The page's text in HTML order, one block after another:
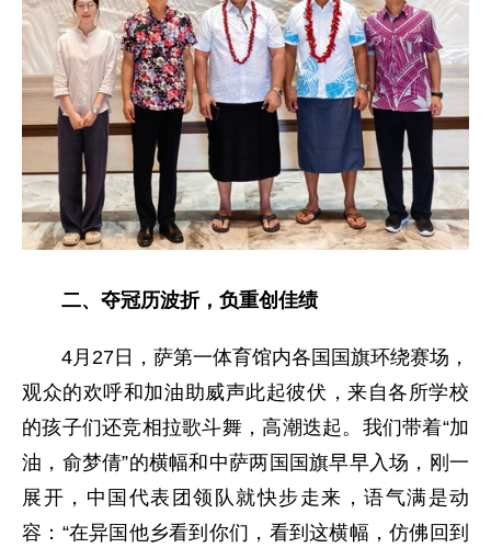
二、夺冠历波折，负重创佳绩
4月27日，萨第一体育馆内各国国旗环绕赛场，
观众的欢呼和加油助威声此起彼伏，来自各所学校
的孩子们还竞相拉歌斗舞，高潮迭起。我们带着“加
油，俞梦倩”的横幅和中萨两国国旗早早入场，刚一
展开，中国代表团领队就快步走来，语气满是动
容：“在异国他乡看到你们，看到这横幅，仿佛回到